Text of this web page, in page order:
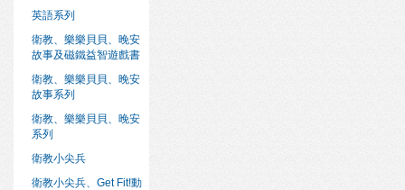
英語系列
衛教、樂樂貝貝、晚安
故事及磁鐵益智遊戲書
衛教、樂樂貝貝、晚安
故事系列
衛教、樂樂貝貝、晚安
系列
衛教小尖兵
衛教小尖兵、Get Fit!動